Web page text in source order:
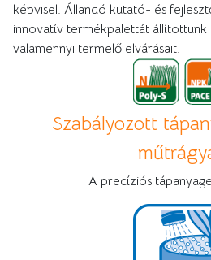
képvisel. Állandó kutató- és
innovatív termékpalettát állítottunk
valamennyi termelő elvárásait.
Szabályozott
A precíziós